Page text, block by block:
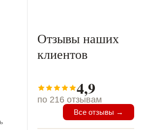
Отзывы наших
клиентов
4,9
по 216 отзывам
Все отзывы →